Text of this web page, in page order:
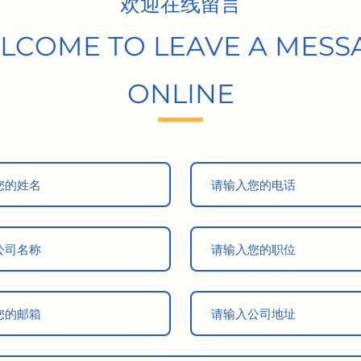
TO LEAVE A
ONLINE